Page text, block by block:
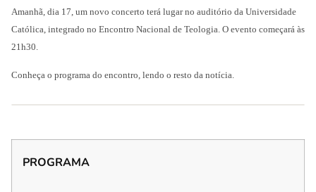
Amanhã, dia 17, um novo concerto terá lugar no auditório da Universidade
Católica, integrado no Encontro Nacional de Teologia. O evento começará às
21h30.
Conheça o programa do encontro, lendo o resto da notícia.
PROGRAMA